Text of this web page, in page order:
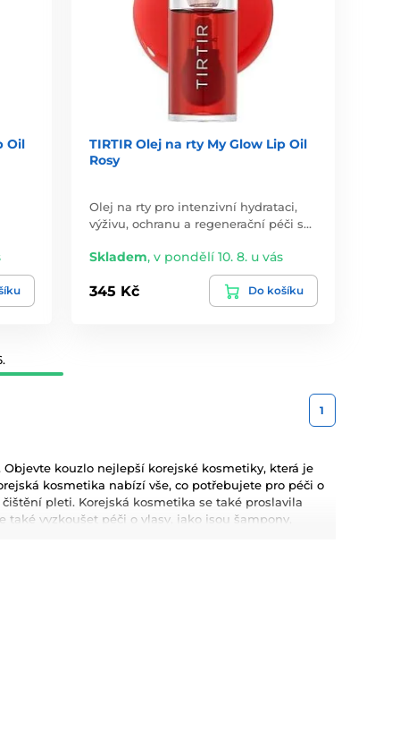
Oil
TIRTIR Olej na rty My Glow Lip Oil
Rosy
Olej na rty pro intenzivní hydrataci,
výživu, ochranu a regenerační péči s…
Skladem,v pondělí 10. 8. u vás
345 Kč Do košíku
1
kouzlo nejlepší korejské kosmetiky, která je
kosmetika nabízí vše, co potřebujete pro péči o
pleti. Korejská kosmetika se také proslavila
vyzkoušet péči o vlasy, jako jsou šampony,